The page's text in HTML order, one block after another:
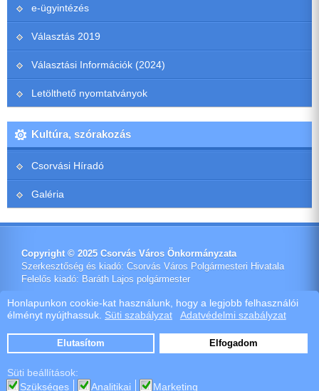
Honlapunkon cookie-kat használunk, hogy a legjobb felhasználói
élményt nyújthassuk. Süti szabályzat Adatvédelmi szabályzat
Elutasítom Elfogadom
Süti beállítások:
Szükséges
Analitikai Marketing
e-ügyintézés
Választás 2019
Választási Információk (2024)
Letölthető nyomtatványok
Kultúra, szórakozás
Csorvási Híradó
Galéria
Copyright © 2025 Csorvás Város Önkormányzata
Szerkesztőség és kiadó: Csorvás Város Polgármesteri Hivatala
Felelős kiadó: Baráth Lajos polgármester
Impresszum
Ötletes Megoldások Kft.
Webdeisign|Webhost
Szoftver értékesítés